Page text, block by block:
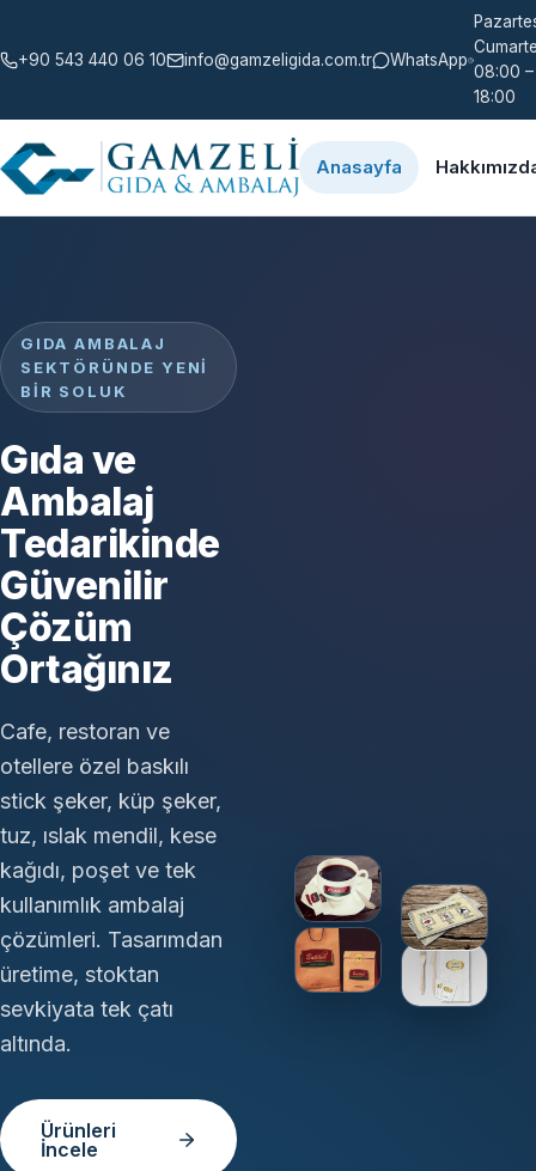
+90 543 440 06 10 info@gamzeligida.com.tr WhatsApp
08:00 –
18:00
Anasayfa
GIDA AMBALAJ
SEKTÖRÜNDE YENI
BIR SOLUK
Gıda ve
Ambalaj
Tedarikinde
Güvenilir
Çözüm
Ortağınız
Cafe, restoran ve
otellere özel baskılı
stick şeker, küp şeker,
tuz, ıslak mendil, kese
kağıdı, poşet ve tek
kullanımlık ambalaj
çözümleri. Tasarımdan
üretime, stoktan
sevkiyata tek çatı
altında.
Ürünleri
İncele